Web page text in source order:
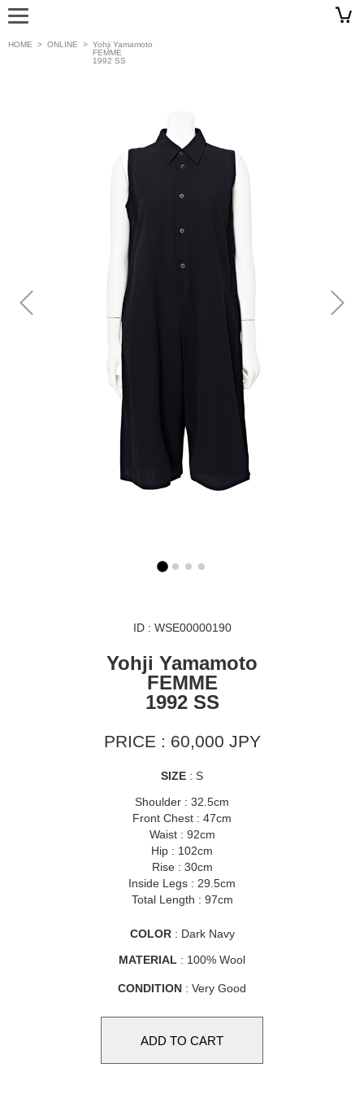
HOME > ONLINE > Yohji Yamamoto
FEMME
1992 SS
ID : WSE00000190
Yohji Yamamoto
FEMME
1992 SS
PRICE : 60,000 JPY
SIZE : S
Shoulder : 32.5cm
Front Chest : 47cm
Waist : 92cm
Hip : 102cm
Rise : 30cm
Inside Legs : 29.5cm
Total Length : 97cm
COLOR: Dark Navy
MATERIAL : 100% Wool
CONDITION : Very Good